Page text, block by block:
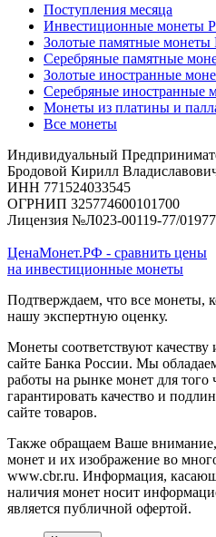
Поступления месяца
Инвестиционные монеты
Золотые памятные
Серебряные памятные
Золотые иностранные
Серебряные иностранные
Монеты из платины и
Все монеты
Индивидуальный
Бродовой Кирилл
ИНН 771524033545
ОГРНИП 325774600101700
Лицензия №Л023-00119-77/
ЦенаМонет.РФ - сравнить цены
на инвестиционные монеты
Подтверждаем, что все монеты,
нашу экспертную оценку.
Монеты соответствуют
сайте Банка России. Мы
работы на рынке монет для того
гарантировать качество и
сайте товаров.
Также обращаем Ваше
монет и их изображение во
www.cbr.ru. Информация,
наличия монет носит
является публичной офертой.